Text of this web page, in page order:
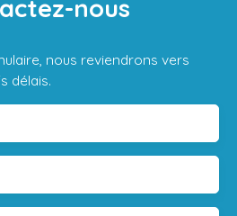
nous
nous reviendrons vers
délais.